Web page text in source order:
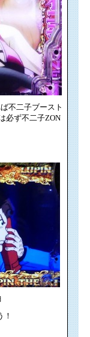
不二子ブースト
必ず不二子ZON